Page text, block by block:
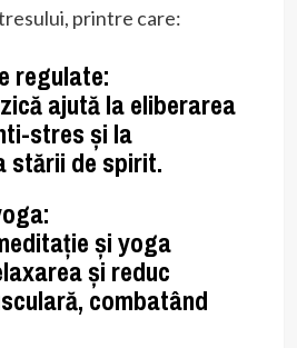
printre care:
regulate:
ajută la eliberarea
stresși la
stării de spirit.
:
și yoga
și reduc
combatând